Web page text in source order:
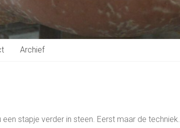
Archief
stapje verder in steen. Eerst maar de techniek.